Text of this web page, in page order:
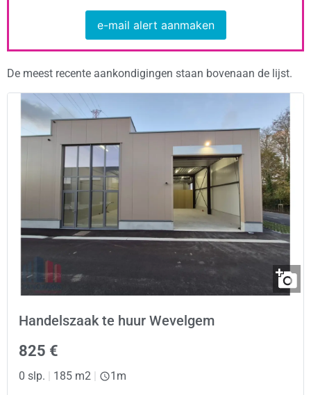
e-mail alert aanmaken
De meest recente aankondigingen staan bovenaan de lijst.
Handelszaak te huur Wevelgem
825 €
0 slp. | 185 m2 | 1m